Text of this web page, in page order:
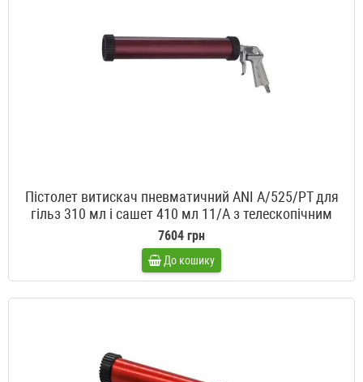
Пістолет витискач пневматичний ANI A/525/PT для
гільз 310 мл і сашет 410 мл 11/A з телескопічним
поршнем і зворотним клапаном
7604 грн
До кошику